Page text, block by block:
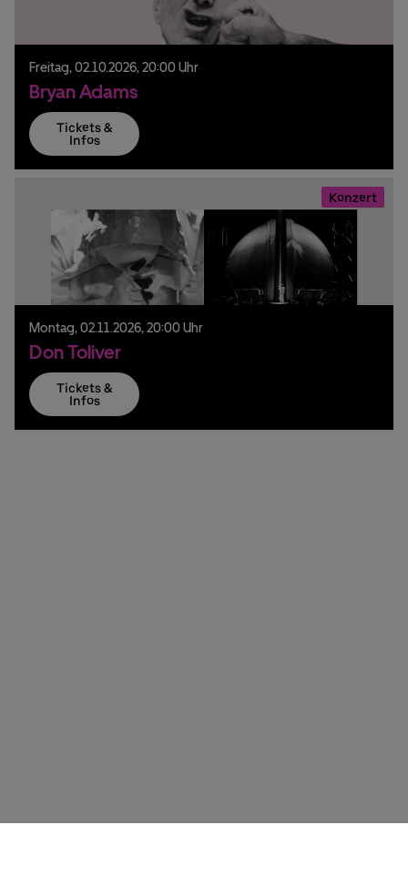
Freitag, 02.10.2026, 20:00 Uhr
Bryan Adams
Tickets &
Infos
Konzert
Montag, 02.11.2026, 20:00 Uhr
Don Toliver
Tickets &
Infos